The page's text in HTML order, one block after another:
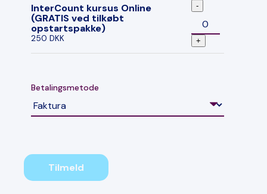
InterCount kursus Online
(GRATIS ved tilkøbt
opstartspakke)
250 DKK
-
+
Betalingsmetode
Tilmeld